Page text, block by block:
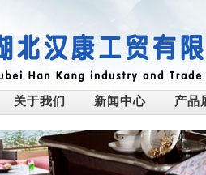
关于我们 新闻中心 产品